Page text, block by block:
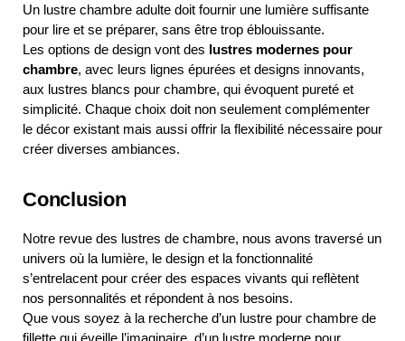
Un lustre chambre adulte doit fournir une lumière suffisante
pour lire et se préparer, sans être trop éblouissante.
Les options de design vont des lustres modernes pour
chambre, avec leurs lignes épurées et designs innovants,
aux lustres blancs pour chambre, qui évoquent pureté et
simplicité. Chaque choix doit non seulement complémenter
le décor existant mais aussi offrir la flexibilité nécessaire pour
créer diverses ambiances.
Conclusion
Notre revue des lustres de chambre, nous avons traversé un
univers où la lumière, le design et la fonctionnalité
s’entrelacent pour créer des espaces vivants qui reflètent
nos personnalités et répondent à nos besoins.
Que vous soyez à la recherche d’un lustre pour chambre de